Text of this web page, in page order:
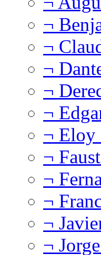
¬
¬
¬
¬
¬
¬ Eloy
¬
¬
¬
¬
¬